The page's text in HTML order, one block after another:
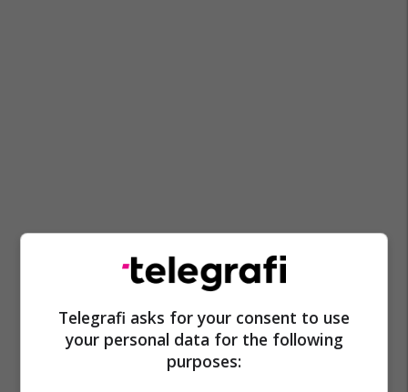
Shperthimi Ne Veri
Telegrafi asks for your consent to use
your personal data for the following
purposes: